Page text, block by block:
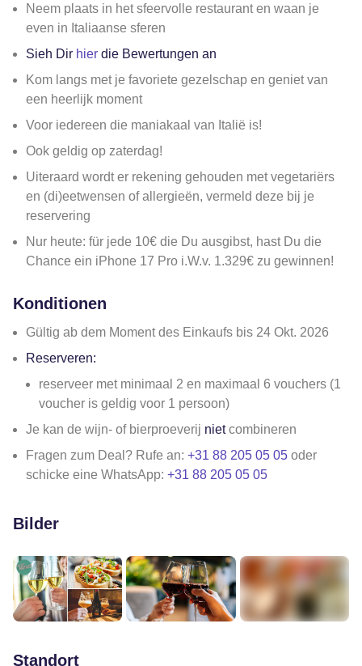
Neem plaats in het sfeervolle restaurant en waan je
even in Italiaanse sferen
Sieh Dir hier die Bewertungen an
Kom langs met je favoriete gezelschap en geniet van
een heerlijk moment
Voor iedereen die maniakaal van Italië is!
Ook geldig op zaterdag!
Uiteraard wordt er rekening gehouden met vegetariërs
en (di)eetwensen of allergieën, vermeld deze bij je
reservering
Nur heute: für jede 10€ die Du ausgibst, hast Du die
Chance ein iPhone 17 Pro i.W.v. 1.329€ zu gewinnen!
Konditionen
Gültig ab dem Moment des Einkaufs bis 24 Okt. 2026
Reserveren:
reserveer met minimaal 2 en maximaal 6 vouchers (1
voucher is geldig voor 1 persoon)
Je kan de wijn- of bierproeverij nietcombineren
Fragen zum Deal? Rufe an: +31 88 205 05 05 oder
schicke eine WhatsApp: +31 88 205 05 05
Bilder
Standort